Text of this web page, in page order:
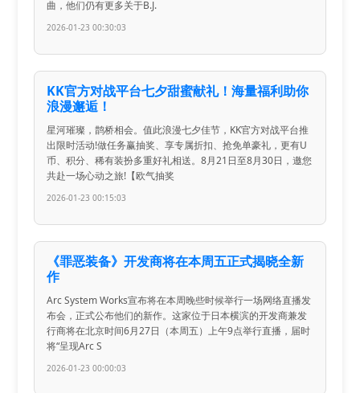
曲，他们仍有更多关于B.J.
2026-01-23 00:30:03
KK官方对战平台七夕甜蜜献礼！海量福利助你
浪漫邂逅！​
星河璀璨，鹊桥相会。值此浪漫七夕佳节，KK官方对战平台推
出限时活动!做任务赢抽奖、享专属折扣、抢免单豪礼，更有U
币、积分、稀有装扮多重好礼相送。8月21日至8月30日，邀您
共赴一场心动之旅!【欧气抽奖
2026-01-23 00:15:03
《罪恶装备》开发商将在本周五正式揭晓全新
作
Arc System Works宣布将在本周晚些时候举行一场网络直播发
布会，正式公布他们的新作。这家位于日本横滨的开发商兼发
行商将在北京时间6月27日（本周五）上午9点举行直播，届时
将“呈现Arc S
2026-01-23 00:00:03